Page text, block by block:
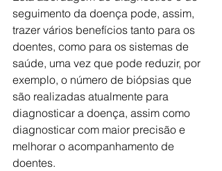
seguimento da doença pode, assim,
trazer vários benefícios tanto para os
doentes, como para os sistemas de
saúde, uma vez que pode reduzir, por
exemplo, o número de biópsias que
são realizadas atualmente para
diagnosticar a doença, assim como
diagnosticar com maior precisão e
melhorar o acompanhamento de
doentes.